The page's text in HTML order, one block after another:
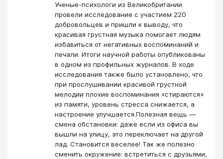
Ученые-психологи из Великобритании
провели исследование с участием 220
добровольцев и пришли к выводу, что
красивая грустная музыка помогает людям
избавиться от негативных воспоминаний и
печали. Итоги научной работы опубликованы
в одном из профильных журналов. В ходе
исследования также было установлено, что
при прослушивании красивой грустной
мелодии плохие воспоминания «стираются»
из памяти, уровень стресса снижается, а
настроение улучшается.Полезная вещь —
смена обстановки: даже если из офиса вы
вышли на улицу, это переключает на другой
лад. Становится веселее! Так же полезно
сменить окружение: встретиться с друзьями,